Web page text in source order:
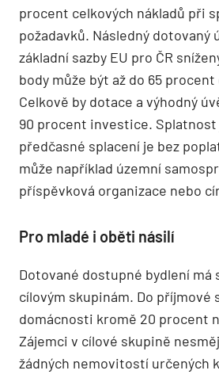
procent celkových nákladů při
požadavků. Následný dotovaný
základní sazby EU pro ČR
body může být až do 65
Celkově by dotace a výhodný
90 procent investice. Splatnost
předčasné splacení je bez
může například územní
příspěvková organizace nebo
Pro mladé i oběti násilí
Dotované dostupné bydlení má
cílovým skupinám. Do příjmové
domácnosti kromě 20 procent
Zájemci v cílové skupině
žádných nemovitostí určených